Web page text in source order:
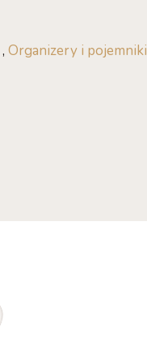
, Organizery i pojemniki